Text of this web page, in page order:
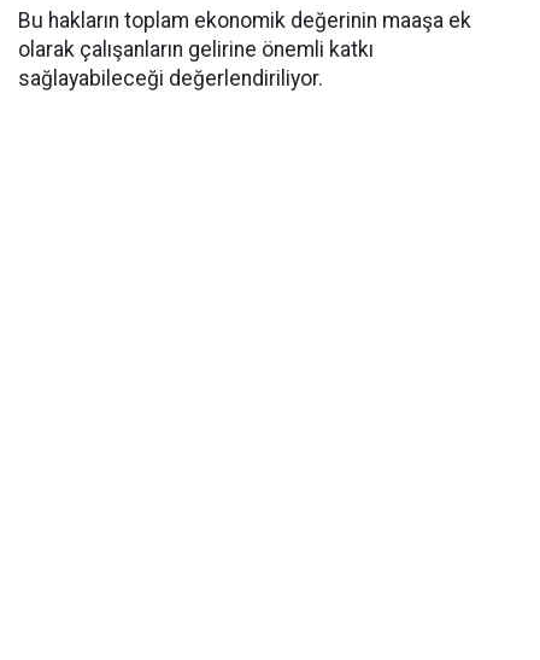
Bu hakların toplam ekonomik değerinin maaşa ek
olarak çalışanların gelirine önemli katkı
sağlayabileceği değerlendiriliyor.